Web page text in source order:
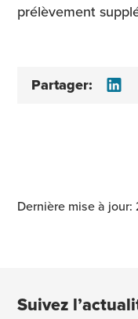
prélèvement
Partager:
Dernière mise à
Suivez